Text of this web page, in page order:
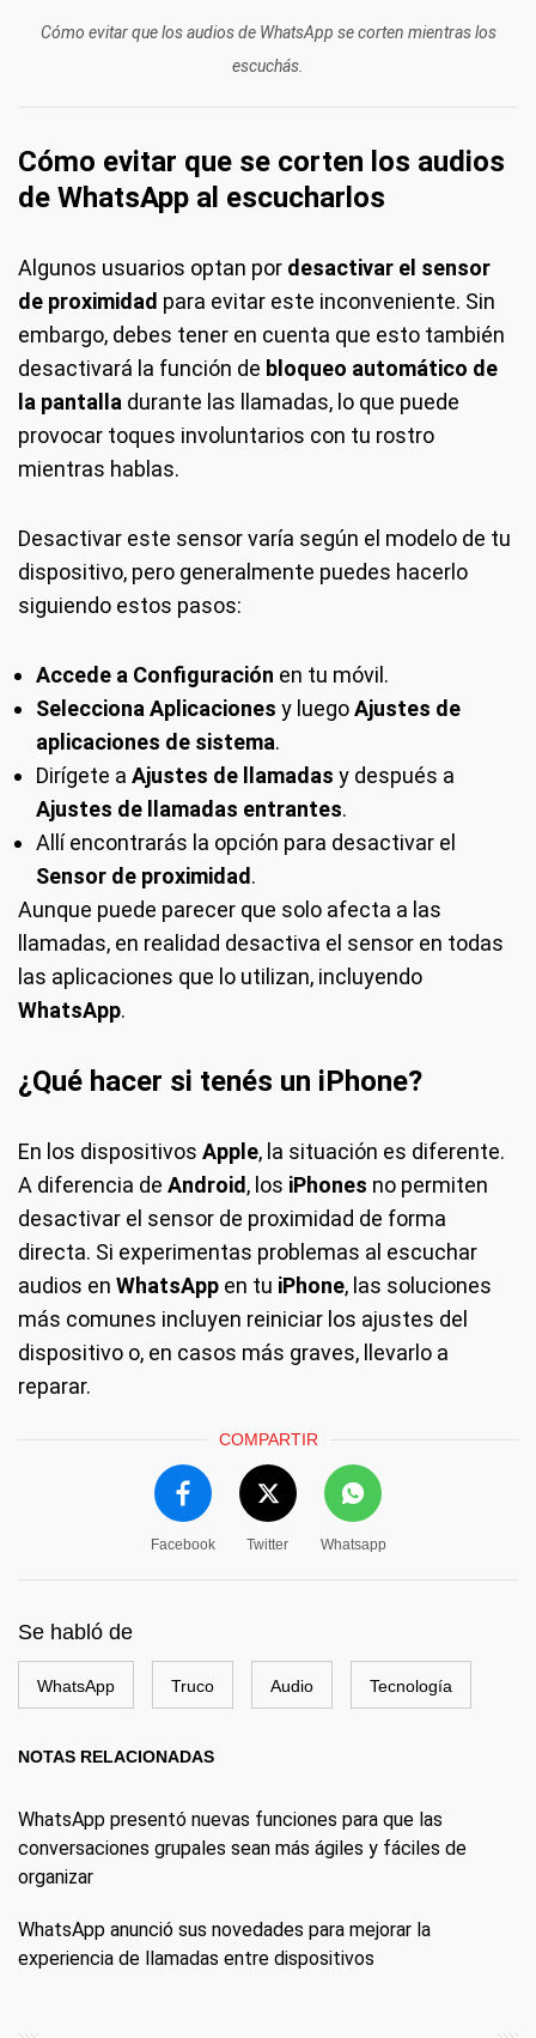
Cómo evitar que los audios de WhatsApp se corten mientras los
escuchás.
Cómo evitar que se corten los audios
de WhatsApp al escucharlos
Algunos usuarios optan por desactivar el sensor
de proximidad para evitar este inconveniente. Sin
embargo, debes tener en cuenta que esto también
desactivará la función de bloqueo automático de
la pantalla durante las llamadas, lo que puede
provocar toques involuntarios con tu rostro
mientras hablas.
Desactivar este sensor varía según el modelo de tu
dispositivo, pero generalmente puedes hacerlo
siguiendo estos pasos:
Accede a Configuración en tu móvil.
Selecciona Aplicaciones y luegoAjustes de
aplicaciones de sistema.
Dirígete a Ajustes de llamadas y después a
Ajustes de llamadas entrantes.
Allí encontrarás la opción para desactivar el
Sensor de proximidad .
Aunque puede parecer que solo afecta a las
llamadas, en realidad desactiva el sensor en todas
las aplicaciones que lo utilizan, incluyendo
WhatsApp.
¿Qué hacer si tenés un iPhone?
En los dispositivos Apple, la situación es diferente.
A diferencia de Android , los iPhones no permiten
desactivar el sensor de proximidad de forma
directa. Si experimentas problemas al escuchar
audios en WhatsApp en tu iPhone, las soluciones
más comunes incluyen reiniciar los ajustes del
dispositivo o, en casos más graves, llevarlo a
reparar.
COMPARTIR
Facebook Twitter Whatsapp
Se habló de
WhatsApp Truco Audio Tecnología
NOTAS RELACIONADAS
WhatsApp presentó nuevas funciones para que las
conversaciones grupales sean más ágiles y fáciles de
organizar
WhatsApp anunció sus novedades para mejorar la
experiencia de llamadas entre dispositivos